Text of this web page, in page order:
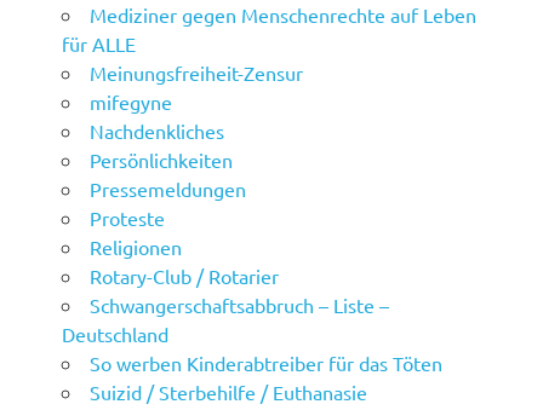
Mediziner gegen Menschenrechte auf Leben
für ALLE
Meinungsfreiheit-Zensur
mifegyne
Nachdenkliches
Persönlichkeiten
Pressemeldungen
Proteste
Religionen
Rotary-Club / Rotarier
Schwangerschaftsabbruch – Liste –
Deutschland
So werben Kinderabtreiber für das Töten
Suizid / Sterbehilfe / Euthanasie